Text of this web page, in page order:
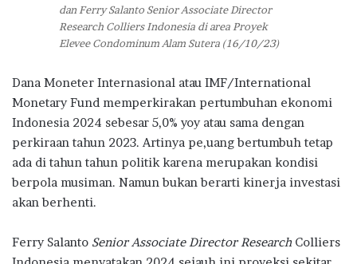
dan Ferry Salanto Senior Associate Director
Research Colliers Indonesia di area Proyek
Elevee Condominum Alam Sutera (16/10/23)
Dana Moneter Internasional atau IMF/International
Monetary Fund memperkirakan pertumbuhan ekonomi
Indonesia 2024 sebesar 5,0% yoy atau sama dengan
perkiraan tahun 2023. Artinya pe,uang bertumbuh tetap
ada di tahun tahun politik karena merupakan kondisi
berpola musiman. Namun bukan berarti kinerja investasi
akan berhenti.
Ferry Salanto Senior Associate Director Research Colliers